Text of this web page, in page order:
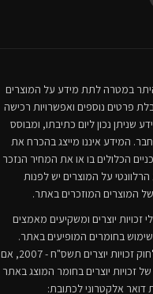
במטרה לתת מידע על המוצרים
פרטים נוספים ואפשרויות רכישה
שניתן נכון ליום כתיבתו, ומבוסס
המידע איננו מייצג בהכרח את
הכלולים בו או את המחיר הנזכר
על המוצרים יש לפנות
המוצרים המוזכרים באתר.
זכויות יוצרים ומשקיעים מאמצים
שימוש בחומרים המופיעים באתר.
השימוש נעשה על פי סעיף 27א לחוק זכויות יוצרים תשס"ח - 2007, אם
זכויות יוצרים בחומר המוצג באתר
אלקטרוני לכתובת: